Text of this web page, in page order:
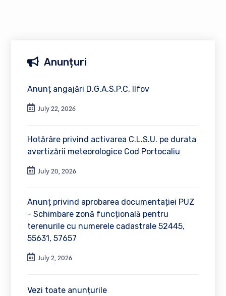
Anunțuri
Anunț angajări D.G.A.S.P.C. Ilfov
July 22, 2026
Hotărâre privind activarea C.L.S.U. pe durata
avertizării meteorologice Cod Portocaliu
July 20, 2026
Anunț privind aprobarea documentației PUZ
- Schimbare zonă funcțională pentru
terenurile cu numerele cadastrale 52445,
55631, 57657
July 2, 2026
Vezi toate anunțurile